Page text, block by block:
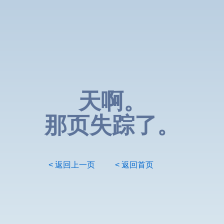
天啊。
那页失踪了。
< 返回上一页 < 返回首页